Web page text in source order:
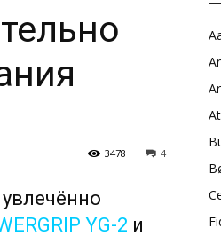
4
3478
YG-2 и